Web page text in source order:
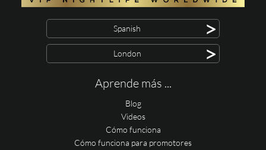
Spanish >
London >
Aprende más ...
Blog
Videos
Cómo funciona
Cómo funciona para promotores